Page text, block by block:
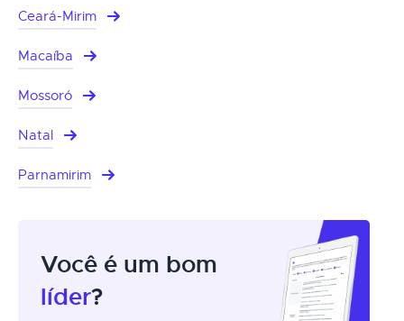
Ceará-Mirim
Macaíba
Mossoró
Natal
Parnamirim
Você é um bom
líder?